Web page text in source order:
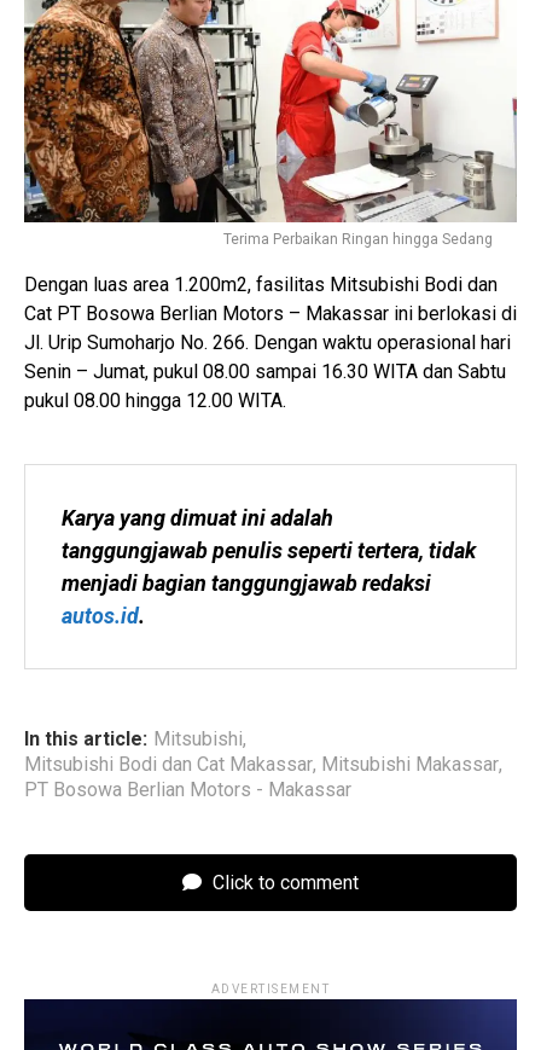
Terima Perbaikan Ringan hingga Sedang
Dengan luas area 1.200m2, fasilitas Mitsubishi Bodi dan
Cat PT Bosowa Berlian Motors – Makassar ini berlokasi di
Jl. Urip Sumoharjo No. 266. Dengan waktu operasional hari
Senin – Jumat, pukul 08.00 sampai 16.30 WITA dan Sabtu
pukul 08.00 hingga 12.00 WITA.
Karya yang dimuat ini adalah
tanggungjawab penulis seperti tertera, tidak
autos.id.
In this article: Mitsubishi,
Mitsubishi Bodi dan Cat Makassar, Mitsubishi Makassar,
PT Bosowa Berlian Motors - Makassar
Click to comment
ADVERTISEMENT